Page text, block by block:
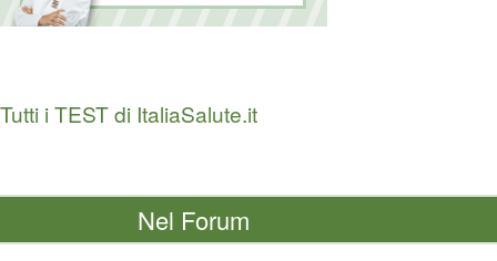
Tutti i TEST di ItaliaSalute.it
Nel Forum